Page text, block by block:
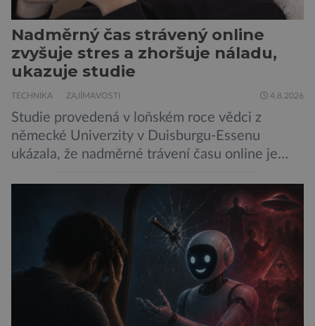
Nadměrný čas strávený online
zvyšuje stres a zhoršuje náladu,
ukazuje studie
TECHNIKA ZAJÍMAVOSTI 4.8.2026
Studie provedená v loňském roce vědci z
německé Univerzity v Duisburgu-Essenu
ukázala, že nadměrné trávení času online je
vede k zanedbávání dalších aktivit. Zúčastnilo
se jí 900 dospělých Němců, kteří uvedli, že se v
posledním roce alespoň jednou zapojili do hraní
her, sledování pornografie, sledování sociálních
sítí […]